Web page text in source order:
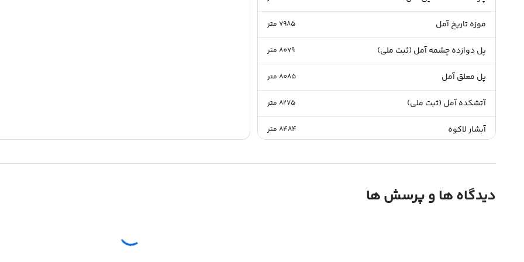
موزه تاریخ آمل 7985 متر
پل دوازده چشمه آمل (ثبت ملی) 8079 متر
پل معلق آمل 8085 متر
آتشکده آمل (ثبت ملی) 8275 متر
آبشار لاکوه 8484 متر
دیدگاه ها و پرسش ها